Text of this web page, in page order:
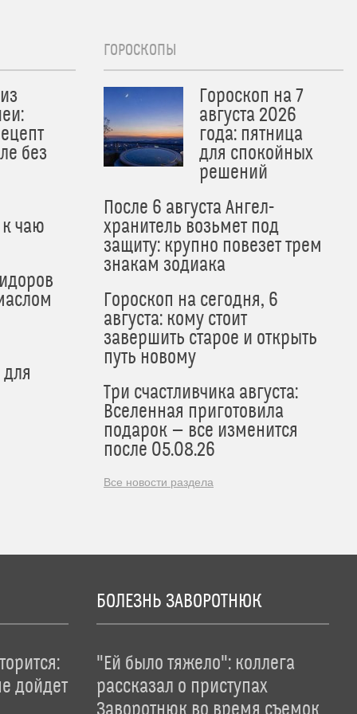
без
чаю
ГОРОСКОПЫ
Гороскоп на 7
августа 2026
года: пятница
для спокойных
решений
После 6 августа Ангел-
хранитель возьмет под
защиту: крупно повезет трем
знакам зодиака
Гороскоп на сегодня, 6
августа: кому стоит
завершить старое и открыть
путь новому
Три счастливчика августа:
Вселенная приготовила
подарок — все изменится
после 05.08.26
Все новости раздела
дойдет
БОЛЕЗНЬ ЗАВОРОТНЮК
"Ей было тяжело": коллега
рассказал о приступах